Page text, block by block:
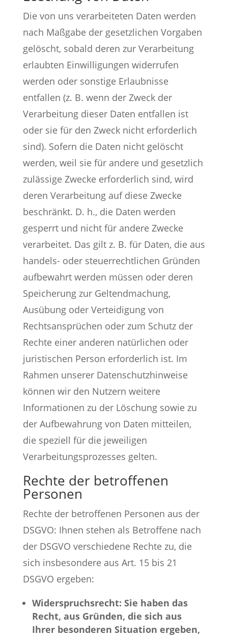
Die von uns verarbeiteten Daten werden
nach Maßgabe der gesetzlichen Vorgaben
gelöscht, sobald deren zur Verarbeitung
erlaubten Einwilligungen widerrufen
werden oder sonstige Erlaubnisse
entfallen (z. B. wenn der Zweck der
Verarbeitung dieser Daten entfallen ist
oder sie für den Zweck nicht erforderlich
sind). Sofern die Daten nicht gelöscht
werden, weil sie für andere und gesetzlich
zulässige Zwecke erforderlich sind, wird
deren Verarbeitung auf diese Zwecke
beschränkt. D. h., die Daten werden
gesperrt und nicht für andere Zwecke
verarbeitet. Das gilt z. B. für Daten, die aus
handels- oder steuerrechtlichen Gründen
aufbewahrt werden müssen oder deren
Speicherung zur Geltendmachung,
Ausübung oder Verteidigung von
Rechtsansprüchen oder zum Schutz der
Rechte einer anderen natürlichen oder
juristischen Person erforderlich ist. Im
Rahmen unserer Datenschutzhinweise
können wir den Nutzern weitere
Informationen zu der Löschung sowie zu
der Aufbewahrung von Daten mitteilen,
die speziell für die jeweiligen
Verarbeitungsprozesses gelten.
Rechte der betroffenen
Personen
Rechte der betroffenen Personen aus der
DSGVO: Ihnen stehen als Betroffene nach
der DSGVO verschiedene Rechte zu, die
sich insbesondere aus Art. 15 bis 21
DSGVO ergeben:
Widerspruchsrecht: Sie haben das
Recht, aus Gründen, die sich aus
Ihrer besonderen Situation ergeben,